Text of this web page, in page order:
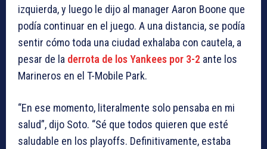
izquierda, y luego le dijo al manager Aaron Boone que
podía continuar en el juego. A una distancia, se podía
sentir cómo toda una ciudad exhalaba con cautela, a
pesar de la derrota de los Yankees por 3-2 ante los
Marineros en el T-Mobile Park.
“En ese momento, literalmente solo pensaba en mi
salud”, dijo Soto. “Sé que todos quieren que esté
saludable en los playoffs. Definitivamente, estaba